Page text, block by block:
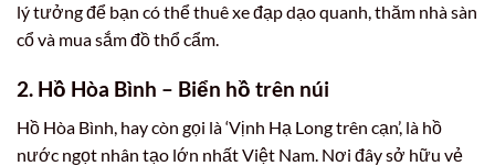
lý tưởng để bạn có thể thuê xe đạp dạo quanh, thăm nhà sàn
cổ và mua sắm đồ thổ cẩm.
2. Hồ Hòa Bình – Biển hồ trên núi
Hồ Hòa Bình, hay còn gọi là ‘Vịnh Hạ Long trên cạn’, là hồ
nước ngọt nhân tạo lớn nhất Việt Nam. Nơi đây sở hữu vẻ